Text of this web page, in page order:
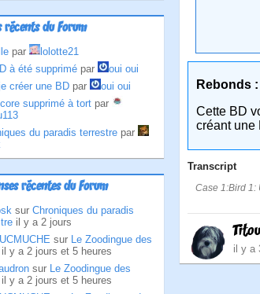
récents du Forum
par
lolotte21
à été supprimé par
oui oui
créer une BD par
oui oui
supprimé à tort par
du paradis terrestre par
récentes du Forum
sur Chroniques du paradis
il y a 2 jours
sur Le Zoodingue des
il y a 2 jours et 5 heures
sur Le Zoodingue des
il y a 2 jours et 5 heures
Rebonds :
Cette BD
créant une
Transcript
Case 1:Bird 1:
il y a